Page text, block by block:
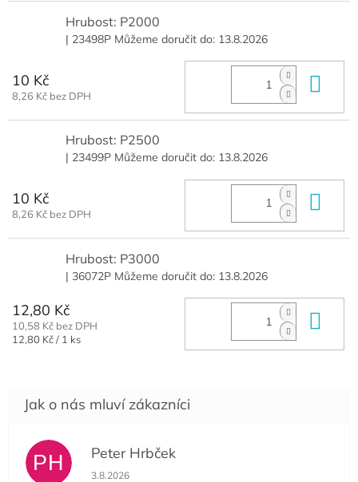
Hrubost: P2000
| 23498P Můžeme doručit do: 13.8.2026
10 Kč
8,26 Kč bez DPH
Hrubost: P2500
| 23499P Můžeme doručit do: 13.8.2026
10 Kč
8,26 Kč bez DPH
Hrubost: P3000
| 36072P Můžeme doručit do: 13.8.2026
12,80 Kč
10,58 Kč bez DPH
Měrná
12,80 Kč / 1 ks
PH Peter Hrbček
Hodnocení obchodu je 5 z 5 hvězdiček.
3.8.2026